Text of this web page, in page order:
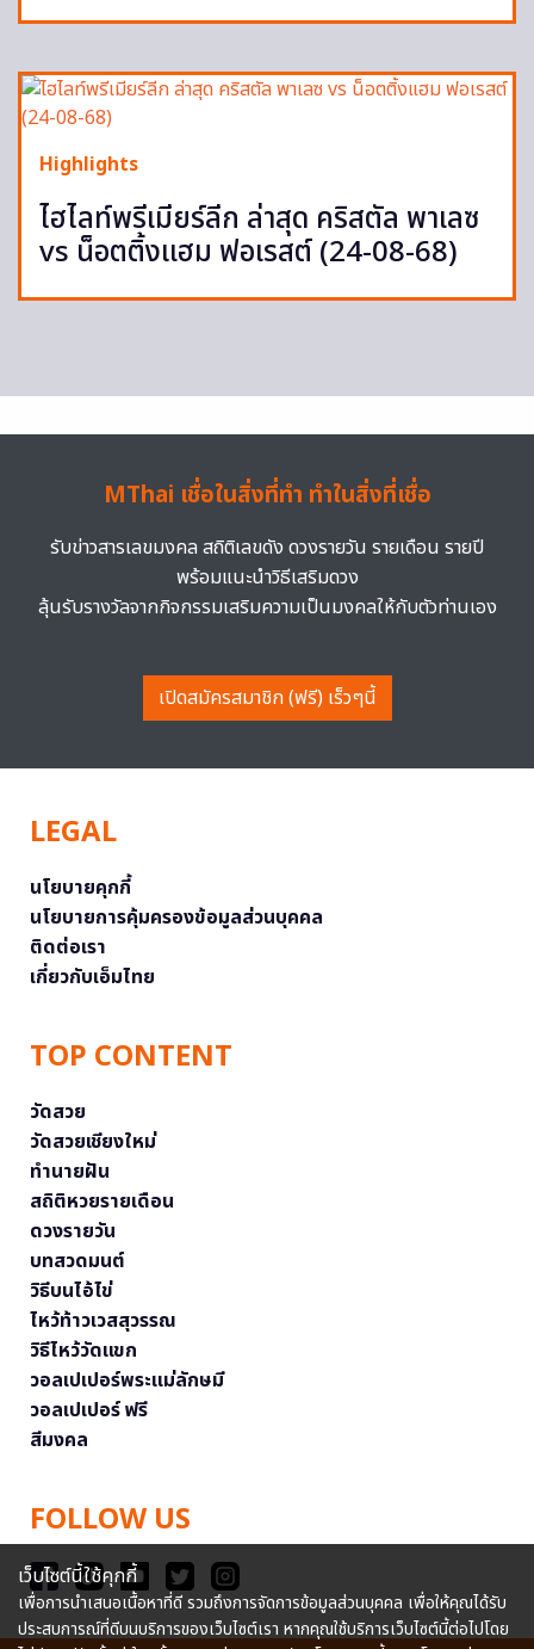
Highlights
ไฮไลท์พรีเมียร์ลีก ล่าสุด คริสตัล พาเลซ
vs น็อตติ้งแฮม ฟอเรสต์ (24-08-68)
MThai เชื่อในสิ่งที่ทำ ทำในสิ่งที่เชื่อ
รับข่าวสารเลขมงคล สถิติเลขดัง ดวงรายวัน รายเดือน รายปี
พร้อมแนะนำวิธีเสริมดวง
ลุ้นรับรางวัลจากกิจกรรมเสริมความเป็นมงคลให้กับตัวท่านเอง
เปิดสมัครสมาชิก (ฟรี) เร็วๆนี้
LEGAL
นโยบายคุกกี้
นโยบายการคุ้มครองข้อมูลส่วนบุคคล
ติดต่อเรา
เกี่ยวกับเอ็มไทย
TOP CONTENT
วัดสวย
วัดสวยเชียงใหม่
ทำนายฝัน
สถิติหวยรายเดือน
ดวงรายวัน
บทสวดมนต์
วิธีบนไอ้ไข่
ไหว้ท้าวเวสสุวรรณ
วิธีไหว้วัดแขก
วอลเปเปอร์พระแม่ลักษมี
วอลเปเปอร์ ฟรี
สีมงคล
FOLLOW US
เว็บไซต์นี้ใช้คุกกี้
เพื่อการนำเสนอเนื้อหาที่ดี รวมถึงการจัดการข้อมูลส่วนบุคคล เพื่อให้คุณได้รับ
ประสบการณ์ที่ดีบนบริการของเว็บไซต์เรา หากคุณใช้บริการเว็บไซต์นี้ต่อไปโดย